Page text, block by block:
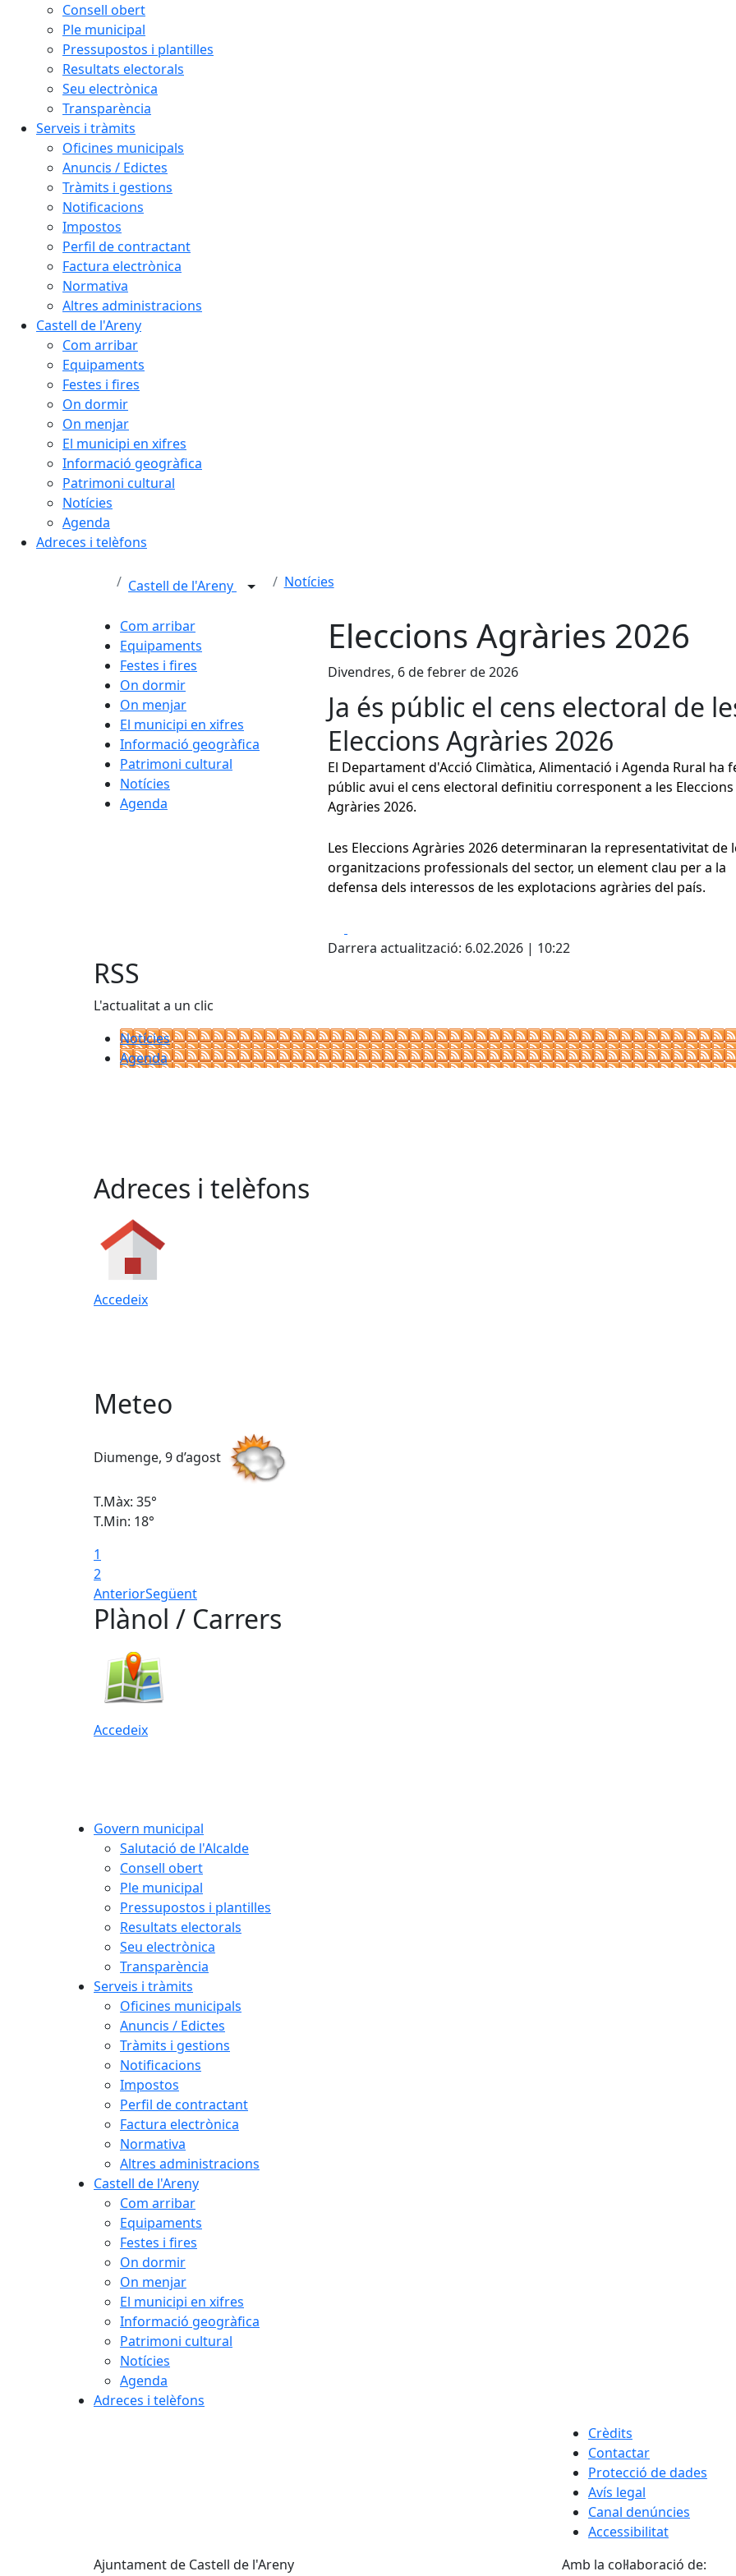
Consell obert
Ple municipal
Pressupostos i plantilles
Resultats electorals
Seu electrònica
Transparència
Serveis i tràmits
Oficines municipals
Anuncis / Edictes
Tràmits i gestions
Notificacions
Impostos
Perfil de contractant
Factura electrònica
Normativa
Altres administracions
Castell de l'Areny
Com arribar
Equipaments
Festes i fires
On dormir
On menjar
El municipi en xifres
Informació geogràfica
Patrimoni cultural
Notícies
Agenda
Adreces i telèfons
Castell de l'Areny Notícies
Com arribar
Equipaments
Festes i fires
On dormir
On menjar
El municipi en xifres
Informació geogràfica
Patrimoni cultural
Notícies
Agenda
Eleccions Agràries 2026
Divendres, 6 de febrer de 2026
Ja és públic el cens electoral de
Eleccions Agràries 2026
El Departament d'Acció Climàtica, Alimentació i Agenda Rural ha
públic avui el cens electoral definitiu corresponent a les Eleccions
Agràries 2026.
Les Eleccions Agràries 2026 determinaran la representativitat de
organitzacions professionals del sector, un element clau per a la
defensa dels interessos de les explotacions agràries del país.
Darrera actualització: 6.02.2026 | 10:22
RSS
L'actualitat a un clic
Notícies
Agenda
Adreces i telèfons
Accedeix
Meteo
Diumenge, 9 d’agost
T.Màx: 35°
T.Min: 18°
1
2
AnteriorSegüent
Plànol / Carrers
Accedeix
Govern municipal
Salutació de l'Alcalde
Consell obert
Ple municipal
Pressupostos i plantilles
Resultats electorals
Seu electrònica
Transparència
Serveis i tràmits
Oficines municipals
Anuncis / Edictes
Tràmits i gestions
Notificacions
Impostos
Perfil de contractant
Factura electrònica
Normativa
Altres administracions
Castell de l'Areny
Com arribar
Equipaments
Festes i fires
On dormir
On menjar
El municipi en xifres
Informació geogràfica
Patrimoni cultural
Notícies
Agenda
Adreces i telèfons
Crèdits
Contactar
Protecció de dades
Avís legal
Canal denúncies
Accessibilitat
Ajuntament de Castell de l'Areny
Amb la col·laboració de: